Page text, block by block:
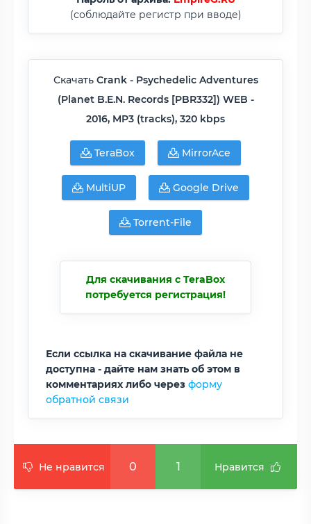
(соблюдайте регистр при вводе)
Скачать Crank - Psychedelic Adventures
(Planet B.E.N. Records [PBR332]) WEB -
2016, MP3 (tracks), 320 kbps
TeraBox MirrorAce
MultiUP Google Drive
Torrent-File
Для скачивания с TeraBox
потребуется регистрация!
Если ссылка на скачивание файла не
доступна - дайте нам знать об этом в
комментариях либо через форму
обратной связи
Не нравится 0 1 Нравится